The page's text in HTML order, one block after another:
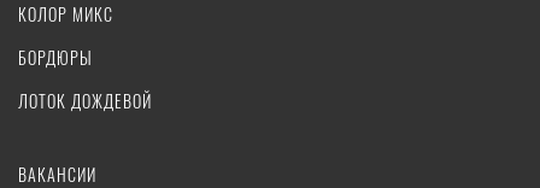
КОЛОР МИКС
БОРДЮРЫ
ЛОТОК ДОЖДЕВОЙ
ВАКАНСИИ